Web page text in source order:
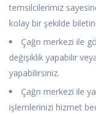
temsilcilerimiz
kolay bir şekilde
Çağrı merkezi ile
değişiklik yapabilir
yapabilirsiniz.
Çağrı merkezi ile
işlemlerinizi hizmet